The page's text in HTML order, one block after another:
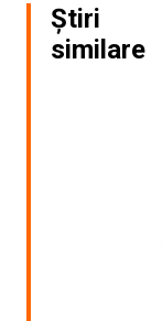
Știri
similare